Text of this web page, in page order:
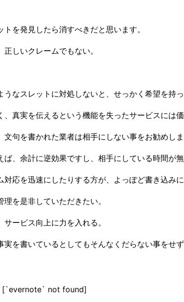
を発見したら消すべきだと思います。
しいクレームでもない。
なスレットに対処しないと、せっかく希望を持
真実を伝えるという機能を失ったサービスには
句を書かれた業者は相手にしない事をお勧めしま
、余計に逆効果ですし、相手にしている時間が無
応を迅速にしたりする方が、よっぽど書き込み
を是非していただきたい。
ービス向上に力を入れる。
を書いているとしてもそんなくだらない事をせ
[`evernote` not found]